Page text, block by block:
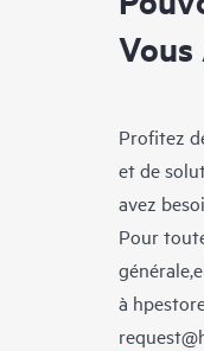
Vous
Profitez
et de
avez
Pour
à